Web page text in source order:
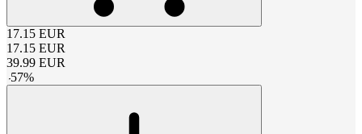
17.15 EUR
17.15 EUR
39.99 EUR
-57%